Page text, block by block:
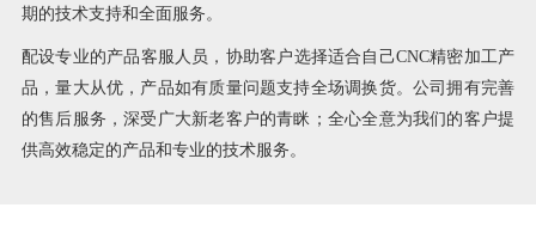
期的技术支持和全面服务。
配设专业的产品客服人员，协助客户选择适合自己CNC精密加工产
品，量大从优，产品如有质量问题支持全场调换货。公司拥有完善
的售后服务，深受广大新老客户的青眯；全心全意为我们的客户提
供高效稳定的产品和专业的技术服务。